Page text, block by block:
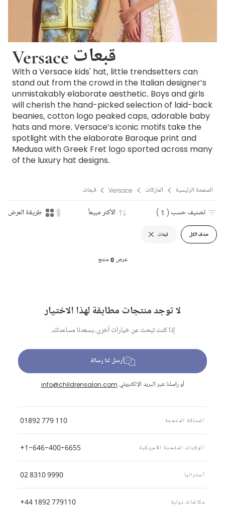
Versace قبعات
With a Versace kids' hat, little trendsetters can
stand out from the crowd in the Italian designer’s
unmistakably elaborate aesthetic. Boys and girls
will cherish the hand-picked selection of laid-back
beanies, cotton logo peaked caps, adorable baby
hats and more. Versace’s iconic motifs take the
spotlight with the elaborate Baroque print and
Medusa with Greek Fret logo sported across many
of the luxury hat designs.
الصفحة الرئيسية الماركات Versace قبعات
حذف الكل قبعات
تصنيف حسب ( 1 ) الأكثر مبيعاً طريقة العرض
عرض0 منتج
لا توجد منتجات مطابقة لهذا الاختيار
إذا كنت تبحث عن خيارات أخرى، يسعدنا مساعدتك.
أرسل لنا رسالة
أو راسلنا عبر البريد الإلكتروني info@childrensalon.com
المملكة المتحدة 01892 779 110
الولايات المتّحدة الأمريكية +1-646-400-6655
أستراليا 02 8310 9990
مكالمات دولية +44 1892 779110